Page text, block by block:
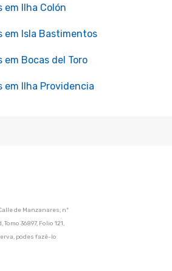
em Ilha Colón
em Isla Bastimentos
em Bocas del Toro
em Ilha Providencia
de Manzanares, nº
36897, Folio 121,
podes fazê-lo